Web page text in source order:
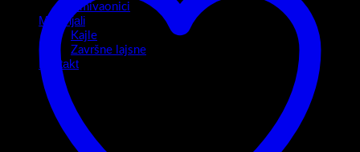
Umivaonici
Materijali
Kajle
Završne lajsne
Kontakt